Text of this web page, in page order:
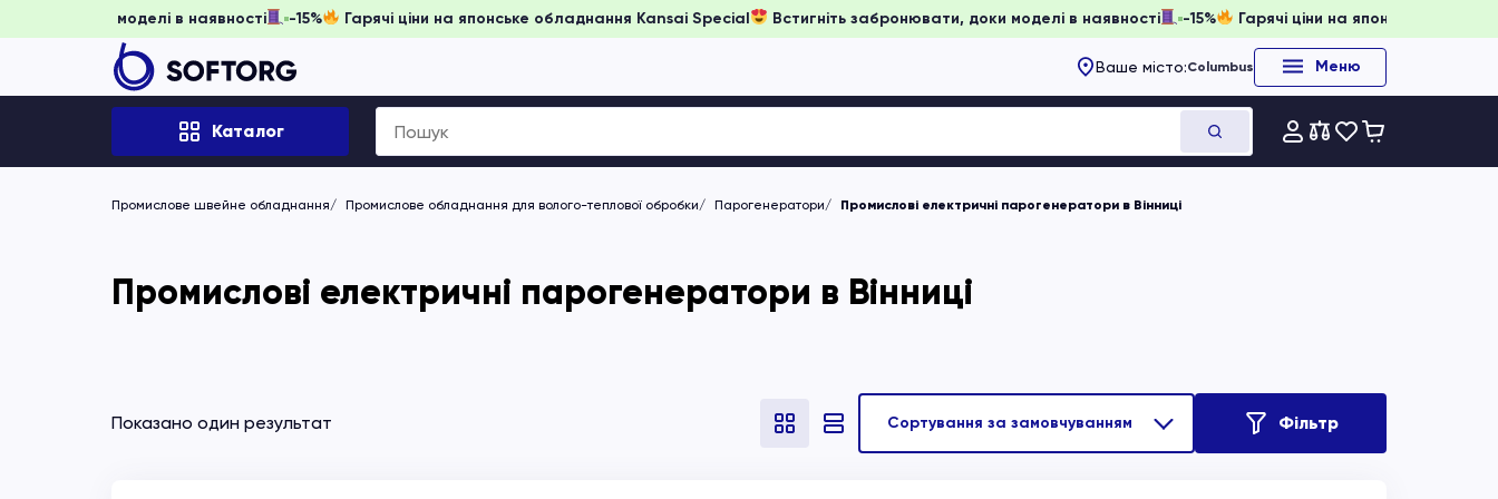
забронювати, доки моделі в наявності -15% Гарячі ціни на японське обладнання Kansai Special Встигніть забронювати, доки моделі в наявності -15% Гарячі ціни на японське
Ваше місто:Columbus Меню
Каталог
Search
for:
Промислове швейне обладнання Промислове обладнання для волого-теплової обробки Парогенератори Промислові електричні парогенератори в Вінниці
Промислові електричні парогенератори в Вінниці
Показано один результат Фільтр